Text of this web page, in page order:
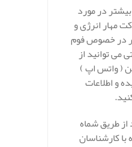
در مورد
مهار انرژی و
در خصوص فوم
می توانید از
( واتس اپ )
و اطلاعات
طریق شماه
کارشناسان